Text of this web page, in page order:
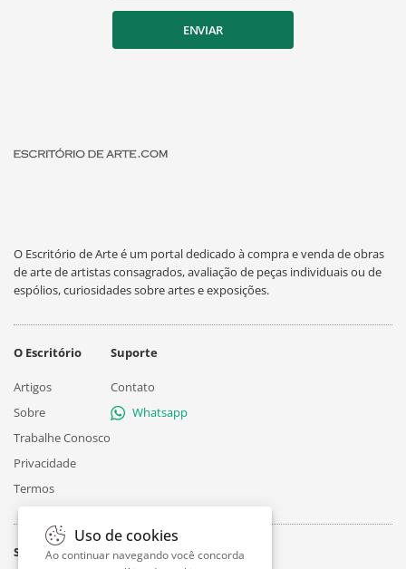
ENVIAR
O Escritório de Arte é um portal dedicado à compra e venda de obras
de arte de artistas consagrados, avaliação de peças individuais ou de
espólios, curiosidades sobre artes e exposições.
O Escritório
Artigos
Sobre
Trabalhe Conosco
Privacidade
Termos
Suporte
Contato
Whatsapp
Siga
Uso de cookies
Ao continuar navegando você concorda